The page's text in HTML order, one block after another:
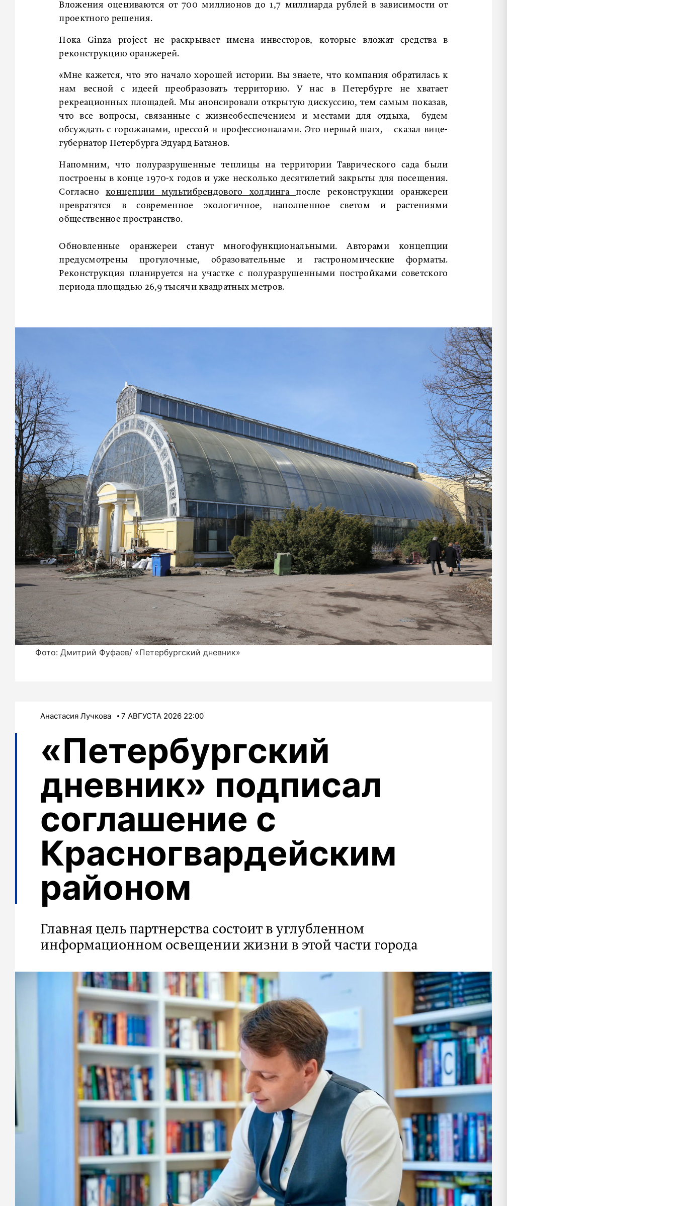
Вложения оцениваются от 700 миллионов до 1,7 миллиарда рублей в зависимости от
проектного решения.
Пока Ginza project не раскрывает имена инвесторов, которые вложат средства в
реконструкцию оранжерей.
«Мне кажется, что это начало хорошей истории. Вы знаете, что компания обратилась к
нам весной с идеей преобразовать территорию. У нас в Петербурге не хватает
рекреационных площадей. Мы анонсировали открытую дискуссию, тем самым показав,
что все вопросы, связанные с жизнеобеспечением и местами для отдыха, будем
обсуждать с горожанами, прессой и профессионалами. Это первый шаг», – сказал вице-
губернатор Петербурга Эдуард Батанов.
Напомним, что полуразрушенные теплицы на территории Таврического сада были
построены в конце 1970-х годов и уже несколько десятилетий закрыты для посещения.
Согласно концепции мультибрендового холдингапосле реконструкции оранжереи
превратятся в современное экологичное, наполненное светом и растениями
общественное пространство.
Обновленные оранжереи станут многофункциональными. Авторами концепции
предусмотрены прогулочные, образовательные и гастрономические форматы.
Реконструкция планируется на участке с полуразрушенными постройками советского
периода площадью 26,9 тысячи квадратных метров.
Фото: Дмитрий Фуфаев/ «Петербургский дневник»
Анастасия Лучкова 7 АВГУСТА 2026 22:00
«Петербургский
дневник» подписал
соглашение с
Красногвардейским
районом
Главная цель партнерства состоит в углубленном
информационном освещении жизни в этой части города